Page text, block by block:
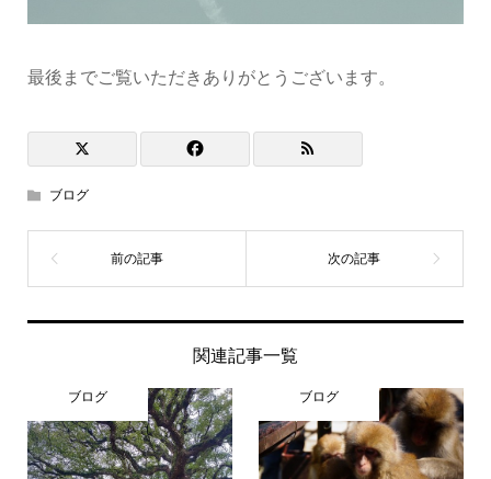
最後までご覧いただきありがとうございます。
ブログ
関連記事一覧
ブログ ブログ